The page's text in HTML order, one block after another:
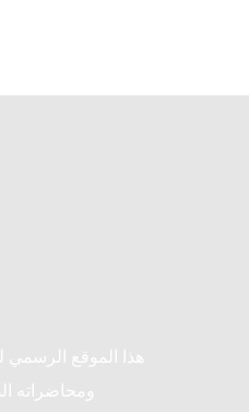
هذا الموقع
ومحاضراته